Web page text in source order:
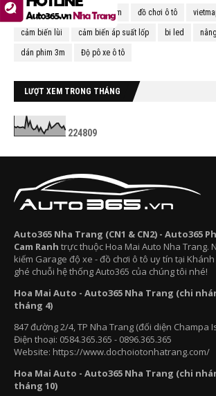
auto365 phú yên đèn gầm đồ chơi ô tô
cảm biến lùi cảm biến áp suất lốp bi led
dán phim 3m Độ pô xe ô tô
LƯỢT XEM TRONG THÁNG
224809
Auto365 Nha Trang (CN1 & CN2) - Auto365
Cam Ranh trực thuộc Hoa Mai Auto Nha Trang.
kiếm Garage độ xe - đồ chơi ô tô uy tín tại
ghé chuỗi hệ thống Auto365 của chúng tôi nhé!
Hoa Mai Auto - Auto365 Nha Trang (chi
tháng 4)
847 đường 2/4, TP Nha Trang (đối diện Champa
Điện thoại: 0584.365.365 - 0896.365.365
Website: https://www.dochoiotonhatrang.com/
Hoa Mai Auto - Auto365 Nha Trang (chi
tháng 10)